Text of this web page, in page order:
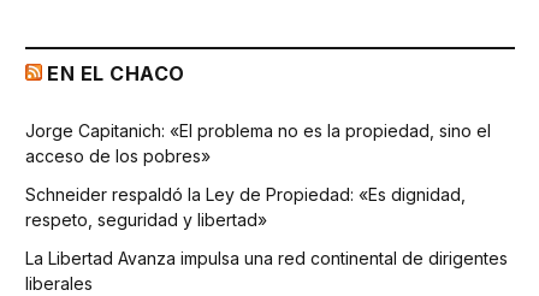
EN EL CHACO
Jorge Capitanich: «El problema no es la propiedad, sino el
acceso de los pobres»
Schneider respaldó la Ley de Propiedad: «Es dignidad,
respeto, seguridad y libertad»
La Libertad Avanza impulsa una red continental de dirigentes
liberales